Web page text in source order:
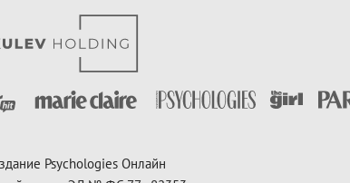
Psychologies Онлайн